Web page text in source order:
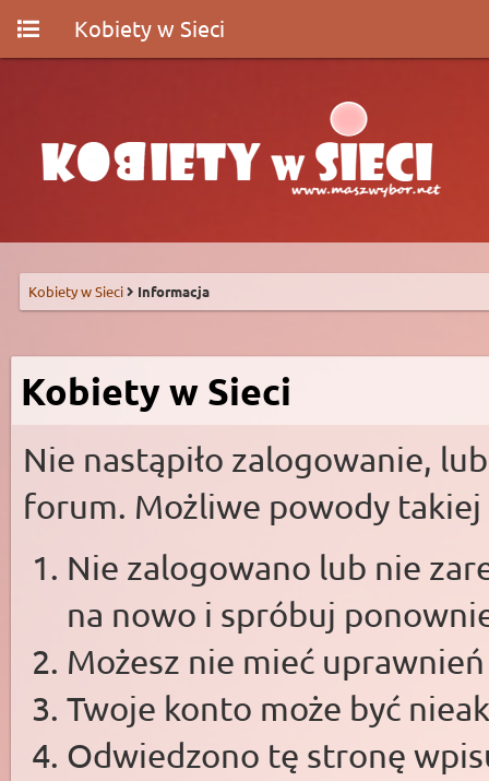
Kobiety w Sieci
Kobiety w Sieci Informacja
Kobiety w Sieci
Nie nastąpiło zalogowanie,
forum. Możliwe powody takiej
Nie zalogowano lub nie
na nowo i spróbuj
Możesz nie mieć
Twoje konto może być
Odwiedzono tę stronę